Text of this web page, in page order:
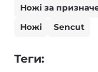
Ножі за
Ножі
Sencut
Теги: